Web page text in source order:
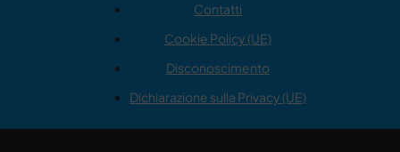
Contatti
Cookie Policy (UE)
Disconoscimento
Dichiarazione sulla Privacy (UE)